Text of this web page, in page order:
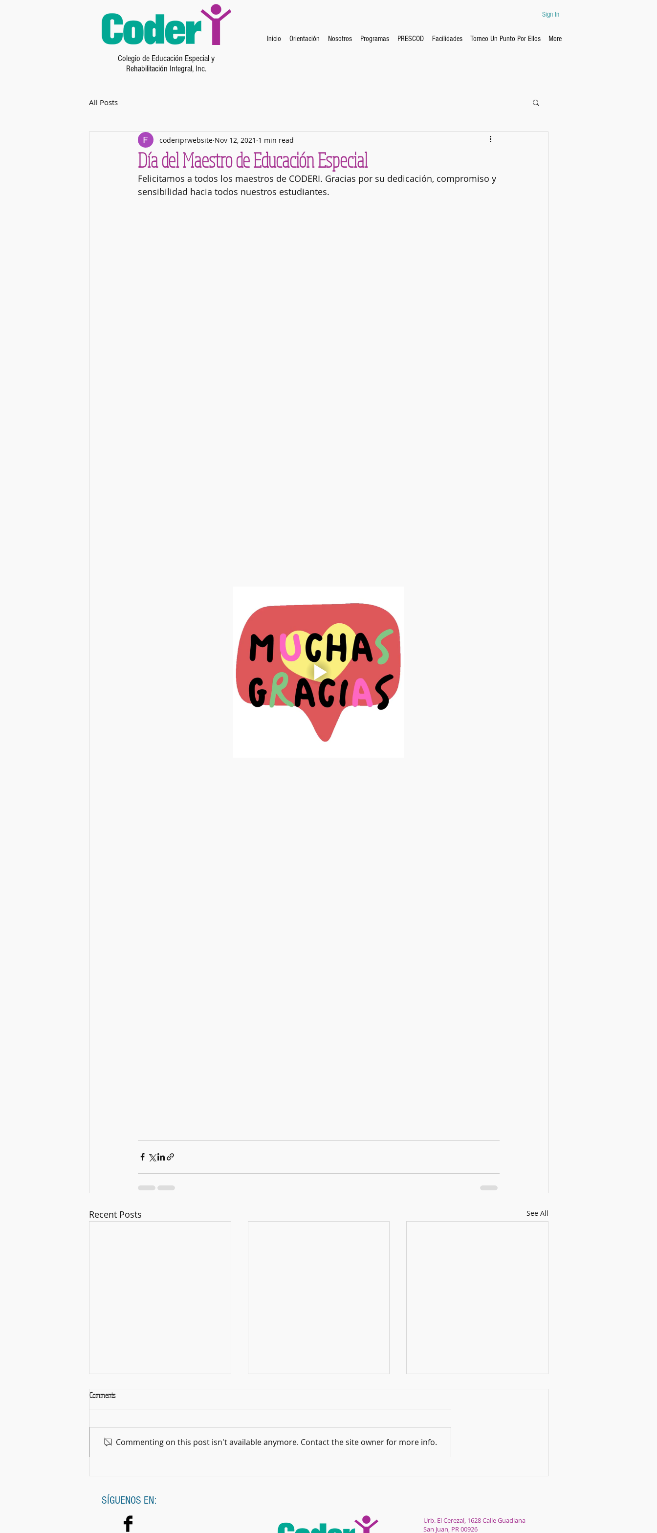
Sign In
Inicio Orientación Nosotros Programas PRESCOD Facilidades Torneo Un Punto Por Ellos More
Colegio de Educación Especial y
Rehabilitación Integral, Inc.
All Posts
Día del Maestro de Educación Especial
coderiprwebsite Nov 12, 2021 1 min read
Felicitamos a todos los maestros de CODERI. Gracias por su dedicación, compromiso y
sensibilidad hacia todos nuestros estudiantes.
Recent Posts See All
La Gran Noche del Cine
¡Llegó la Navidad!
Comments
Commenting on this post isn't available anymore. Contact the site owner for more info.
SÍGUENOS EN:
Urb. El Cerezal, 1628 Calle Guadiana
San Juan, PR 00926